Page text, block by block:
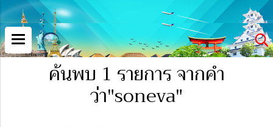
ค้นพบ 1 รายการ จากคำ
ว่า"soneva"